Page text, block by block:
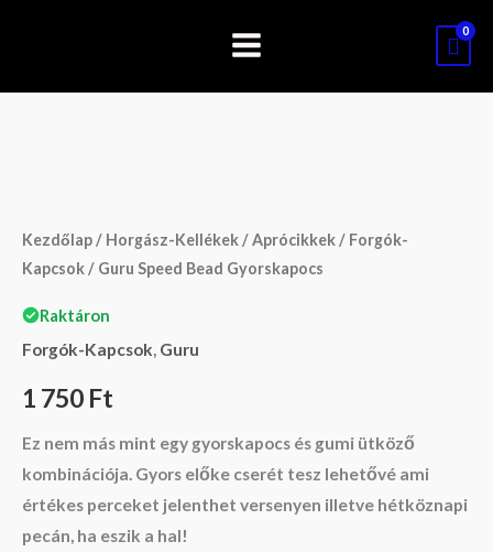
Kezdőlap/ Horgász-Kellékek/Aprócikkek/ Forgók-
Kapcsok/ Guru Speed Bead Gyorskapocs
Raktáron
Forgók-Kapcsok, Guru
1 750 Ft
Ez nem más mint egy gyorskapocs és gumi ütköző
kombinációja. Gyors előke cserét tesz lehetővé ami
értékes perceket jelenthet versenyen illetve hétköznapi
pecán, ha eszik a hal!
Bead
Gyorskapocs